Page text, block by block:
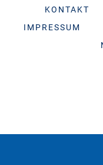
KONTAKT
IMPRESSUM